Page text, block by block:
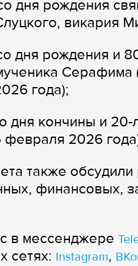
дня рождения
викария
дня рождения и
Серафима
года);
дня кончины и
февраля 2026
также
финансовых,
в мессенджере
сетях: Instagram,